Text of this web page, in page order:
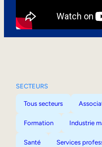
SECTEURS
Tous secteurs
Formation Industrie
Santé Services